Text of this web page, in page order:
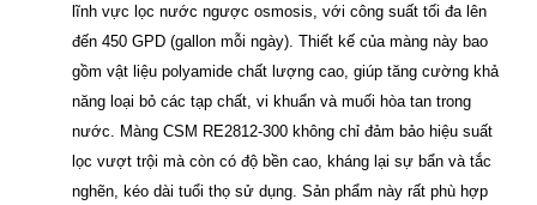
lĩnh vực lọc nước ngược osmosis, với công suất tối đa lên
đến 450 GPD (gallon mỗi ngày). Thiết kế của màng này bao
gồm vật liệu polyamide chất lượng cao, giúp tăng cường khả
năng loại bỏ các tạp chất, vi khuẩn và muối hòa tan trong
nước. Màng CSM RE2812-300 không chỉ đảm bảo hiệu suất
lọc vượt trội mà còn có độ bền cao, kháng lại sự bẩn và tắc
nghẽn, kéo dài tuổi thọ sử dụng. Sản phẩm này rất phù hợp